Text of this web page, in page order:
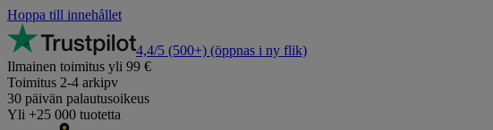
Hoppa till innehållet
4,4/5 (500+) (öppnas i ny flik)
Ilmainen toimitus yli 99 €
Toimitus 2-4 arkipv
30 päivän palautusoikeus
Yli +25 000 tuotetta